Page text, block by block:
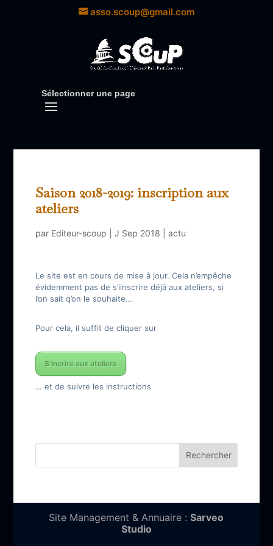
asso.scoup@gmail.com
Sélectionner une page
Saison 2018-2019: inscription aux
ateliers
par Editeur-scoup J Sep 2018 actu
Le site est en cours de mise à jour. Cela n’empêche
évidemment pas de s’iinscrire déjà aux ateliers, si
l’on sait q’on le souhaite…
Pour cela, il suffit de cliquer sur
S’incrire aux ateliers
… et de suivre les instructions
Site Management & Annuaire :Sarveo
Studio